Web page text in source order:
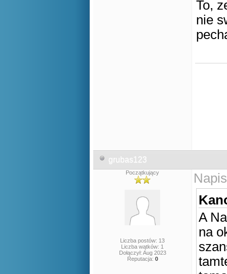
To,
nie
grubas123
Początkujący
Liczba postów: 13
Liczba wątków: 1
Dołączył: Aug 2023
Reputacja: 0
A
na